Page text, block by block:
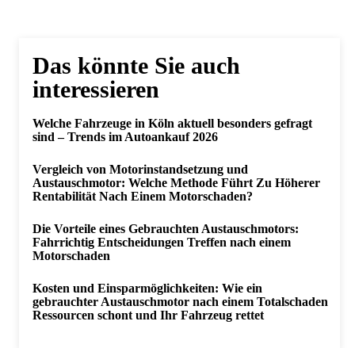
Das könnte Sie auch
interessieren
Welche Fahrzeuge in Köln aktuell besonders gefragt
sind – Trends im Autoankauf 2026
Vergleich von Motorinstandsetzung und
Austauschmotor: Welche Methode Führt Zu Höherer
Rentabilität Nach Einem Motorschaden?
Die Vorteile eines Gebrauchten Austauschmotors:
Fahrrichtig Entscheidungen Treffen nach einem
Motorschaden
Kosten und Einsparmöglichkeiten: Wie ein
gebrauchter Austauschmotor nach einem Totalschaden
Ressourcen schont und Ihr Fahrzeug rettet